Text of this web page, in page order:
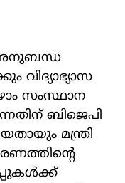
അനുബന്ധ
വിദ്യാഭ്യാസ
സംസ്ഥാന
ബിജെപി
മന്ത്രി